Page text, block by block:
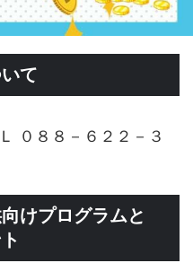
て
０８８－６２２－３
けプログラムと